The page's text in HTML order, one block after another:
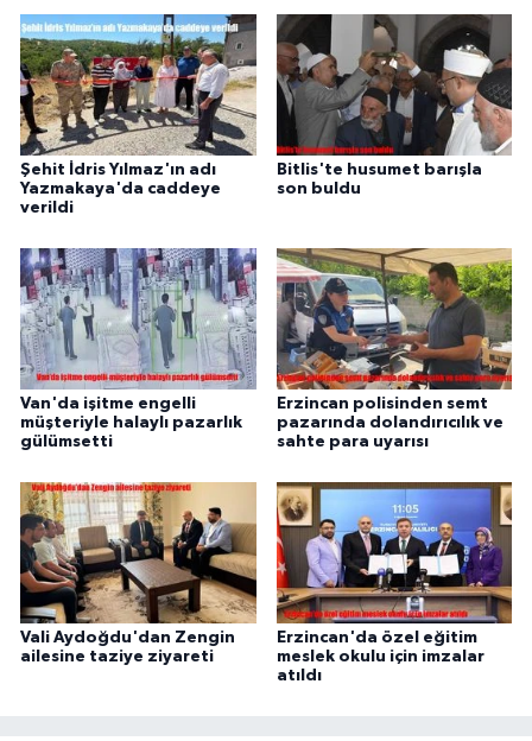
Şehit İdris Yılmaz'ın adı
Yazmakaya'da caddeye
verildi
Bitlis'te husumet barışla
son buldu
Van'da işitme engelli
müşteriyle halaylı pazarlık
gülümsetti
Erzincan polisinden semt
pazarında dolandırıcılık ve
sahte para uyarısı
Vali Aydoğdu'dan Zengin
ailesine taziye ziyareti
Erzincan'da özel eğitim
meslek okulu için imzalar
atıldı